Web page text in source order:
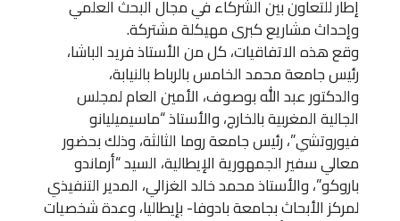
إطار للتعاون بين الشركاء في مجال البحث العلمي
وإحداث مشاريع كبرى مهيكلة مشتركة.
وقع هذه الاتفاقيات، كل من الأستاذ فريد الباشا،
رئيس جامعة محمد الخامس بالرباط بالنيابة،
والدكتور عبد الله بوصوف، الأمين العام لمجلس
الجالية المغربية بالخارج، والأستاذ “ماسيميليانو
فيوروتشي”، رئيس جامعة روما الثالثة، وذلك بحضور
معالي سفير الجمهورية الإيطالية، السيد “أرماندو
باروكو”، والأستاذ ﻣﺤﻤﺪ ﺧﺎﻟﺪ اﻟﻐﺰاﻟﻲ، المدير التنفيذي
لمركز الأبحاث بجاﻣﻌﺔ ﺑﺎدوﻓﺎ- بإيطاليا، وعدة شخصيات